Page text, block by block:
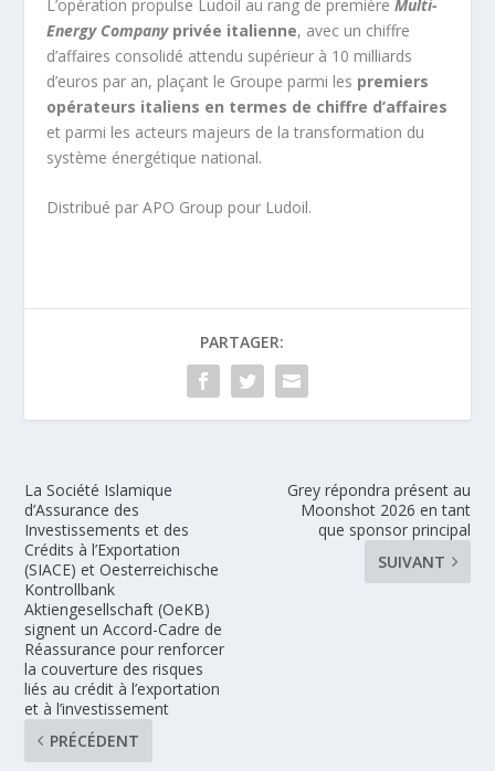
L’opération propulse Ludoil au rang de premièreMulti-
Energy Company privée italienne, avec un chiffre
d’affaires consolidé attendu supérieur à 10 milliards
d’euros par an, plaçant le Groupe parmi les premiers
opérateurs italiens en termes de chiffre d’affaires
et parmi les acteurs majeurs de la transformation du
système énergétique national.
Distribué par APO Group pour Ludoil.
PARTAGER:
La Société Islamique
d’Assurance des
Investissements et des
Crédits à l’Exportation
(SIACE) et Oesterreichische
Kontrollbank
Aktiengesellschaft (OeKB)
signent un Accord-Cadre de
Réassurance pour renforcer
la couverture des risques
liés au crédit à l’exportation
et à l’investissement
PRÉCÉDENT
Grey répondra présent au
Moonshot 2026 en tant
que sponsor principal
SUIVANT